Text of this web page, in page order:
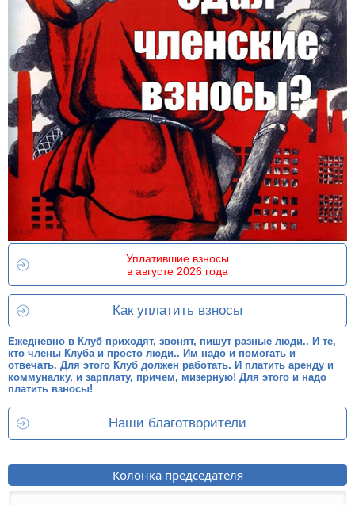
Уплатившие взносы
в августе 2026 года
Как уплатить взносы
Ежедневно в Клуб приходят, звонят, пишут разные люди.. И те,
кто члены Клуба и просто люди.. Им надо и помогать и
отвечать. Для этого Клуб должен работать. И платить аренду и
коммуналку, и зарплату, причем, мизерную! Для этого и надо
платить взносы!
Наши благотворители
Колонка председателя